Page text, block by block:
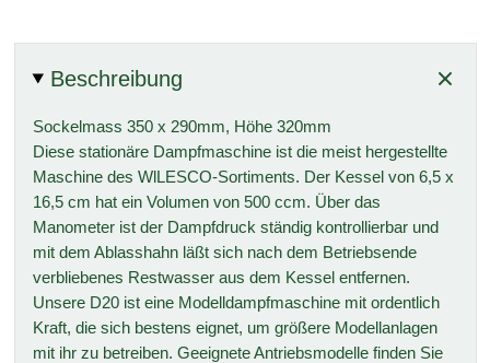
Beschreibung
Sockelmass 350 x 290mm, Höhe 320mm
Diese stationäre Dampfmaschine ist die meist hergestellte
Maschine des WlLESCO-Sortiments. Der Kessel von 6,5 x
16,5 cm hat ein Volumen von 500 ccm. Über das
Manometer ist der Dampfdruck ständig kontrollierbar und
mit dem Ablasshahn läßt sich nach dem Betriebsende
verbliebenes Restwasser aus dem Kessel entfernen.
Unsere D20 ist eine Modelldampfmaschine mit ordentlich
Kraft, die sich bestens eignet, um größere Modellanlagen
mit ihr zu betreiben. Geeignete Antriebsmodelle finden Sie